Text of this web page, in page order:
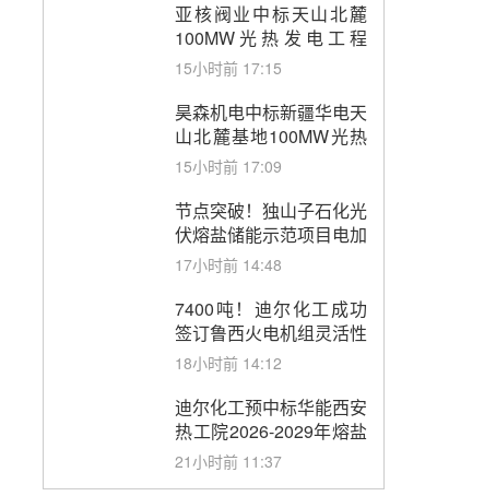
亚核阀业中标天山北麓
100MW光热发电工程
EPC总承包项目熔盐截
购
15小时前 17:15
昊森机电中标新疆华电天
山北麓基地100MW光热
发电工程EPC总承包项
采购
15小时前 17:09
节点突破！独山子石化光
伏熔盐储能示范项目电加
热器厂房顺利封顶
17小时前 14:48
7400吨！迪尔化工成功
签订鲁西火电机组灵活性
改造项目三元液态盐采购
18小时前 14:12
迪尔化工预中标华能西安
热工院2026-2029年熔盐
介质框架协议
21小时前 11:37